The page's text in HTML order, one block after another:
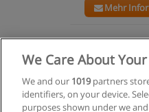
Mehr
We Care About
We and our 1019partners
identifiers, on your device.
purposes shown under we